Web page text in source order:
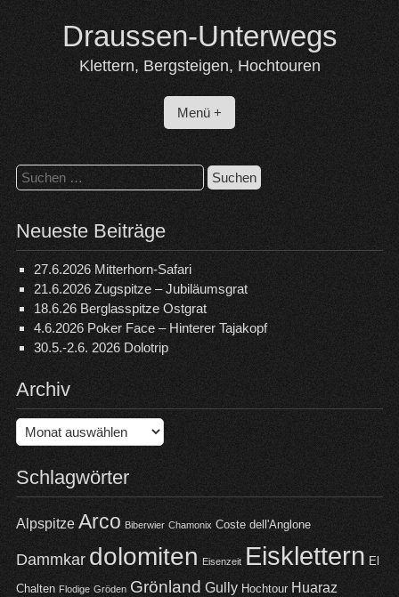
content
Draussen-Unterwegs
Klettern, Bergsteigen, Hochtouren
Menü +
Suchen
nach:
Neueste Beiträge
27.6.2026 Mitterhorn-Safari
21.6.2026 Zugspitze – Jubiläumsgrat
18.6.26 Berglasspitze Ostgrat
4.6.2026 Poker Face – Hinterer Tajakopf
30.5.-2.6. 2026 Dolotrip
Archiv
Archiv
Schlagwörter
Alpspitze Arco Biberwier Chamonix Coste dell'Anglone
Dammkar dolomiten Eisenzeit Eisklettern El
Chalten Flodige Gröden Grönland Gully Hochtour Huaraz